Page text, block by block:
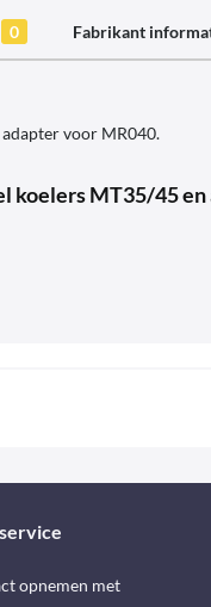
0 Fabrikant
voor MR040.
koelers MT35/45
opnemen met